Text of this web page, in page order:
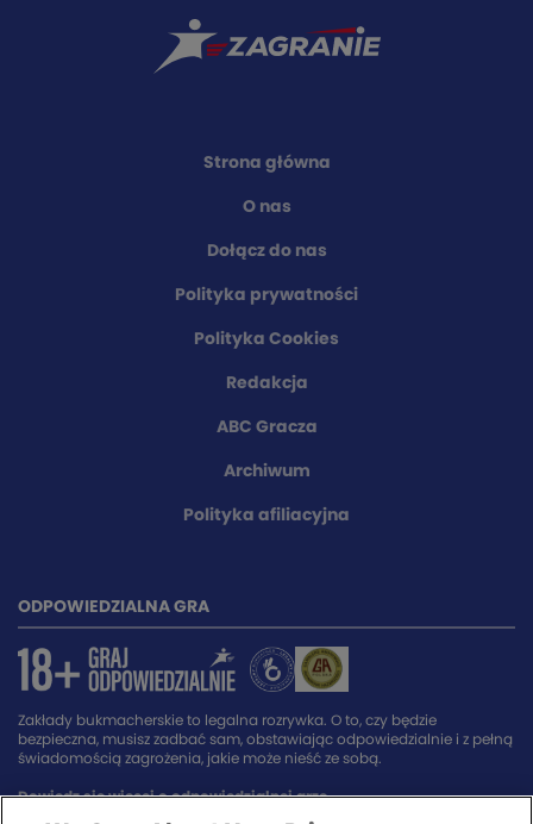
Strona główna
O nas
Dołącz do nas
Polityka prywatności
Polityka Cookies
Redakcja
ABC Gracza
Archiwum
Polityka afiliacyjna
ODPOWIEDZIALNA GRA
Zakłady bukmacherskie to legalna rozrywka. O to, czy będzie
bezpieczna, musisz zadbać sam, obstawiając odpowiedzialnie i z pełną
świadomością zagrożenia, jakie może nieść ze sobą.
Dowiedz się więcej o odpowiedzialnej grze.